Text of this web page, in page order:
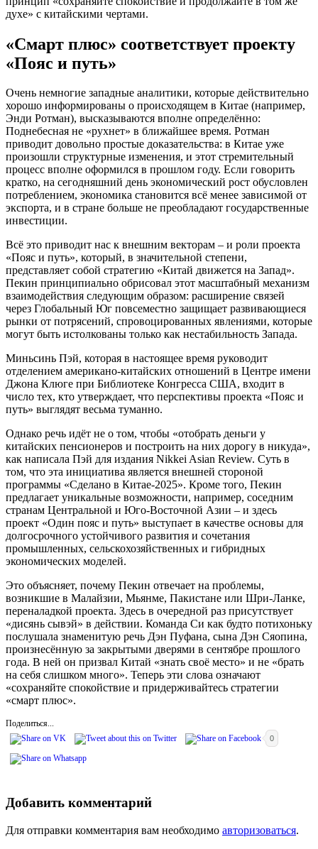
духе» с китайскими чертами.
«Смарт плюс» соответствует проекту
«Пояс и путь»
Очень немногие западные аналитики, которые действительно
хорошо информированы о происходящем в Китае (например,
Энди Ротман), высказываются вполне определённо:
Поднебесная не «рухнет» в ближайшее время. Ротман
приводит довольно простые доказательства: в Китае уже
произошли структурные изменения, и этот стремительный
процесс вполне оформился в прошлом году. Если говорить
кратко, на сегодняшний день экономический рост обусловлен
потреблением, экономика становится всё менее зависимой от
экспорта, и в стране больше не преобладают государственные
инвестиции.
Всё это приводит нас к внешним векторам – и роли проекта
«Пояс и путь», который, в значительной степени,
представляет собой стратегию «Китай движется на Запад».
Пекин принципиально обрисовал этот масштабный механизм
взаимодействия следующим образом: расширение связей
через Глобальный Юг повсеместно защищает развивающиеся
рынки от потрясений, спровоцированных явлениями, которые
могут быть истолкованы только как нестабильность Запада.
Миньсинь Пэй, которая в настоящее время руководит
отделением американо-китайских отношений в Центре имени
Джона Клюге при Библиотеке Конгресса США, входит в
число тех, кто утверждает, что перспективы проекта «Пояс и
путь» выглядят весьма туманно.
Однако речь идёт не о том, чтобы «отобрать деньги у
китайских пенсионеров и построить на них дорогу в никуда»,
как написала Пэй для издания Nikkei Asian Review. Суть в
том, что эта инициатива является внешней стороной
программы «Сделано в Китае-2025». Кроме того, Пекин
предлагает уникальные возможности, например, соседним
странам Центральной и Юго-Восточной Азии – и здесь
проект «Один пояс и путь» выступает в качестве основы для
долгосрочного устойчивого развития и сочетания
промышленных, сельскохозяйственных и гибридных
экономических моделей.
Это объясняет, почему Пекин отвечает на проблемы,
возникшие в Малайзии, Мьянме, Пакистане или Шри-Ланке,
переналадкой проекта. Здесь в очередной раз присутствует
«дисянь сывэй» в действии. Команда Си как будто потихоньку
послушала знаменитую речь Дэн Пуфана, сына Дэн Сяопина,
произнесённую за закрытыми дверями в сентябре прошлого
года. В ней он призвал Китай «знать своё место» и не «брать
на себя слишком много». Теперь эти слова означают
«сохраняйте спокойствие и придерживайтесь стратегии
«смарт плюс».
Поделиться...
0
Добавить комментарий
Для отправки комментария вам необходимо авторизоваться.